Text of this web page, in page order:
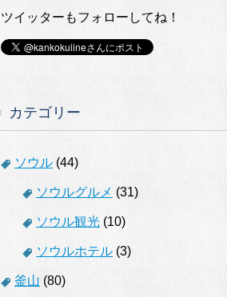
ツイッターもフォローしてね！
カテゴリー
ソウル (44)
ソウルグルメ (31)
ソウル観光 (10)
ソウルホテル (3)
釜山 (80)